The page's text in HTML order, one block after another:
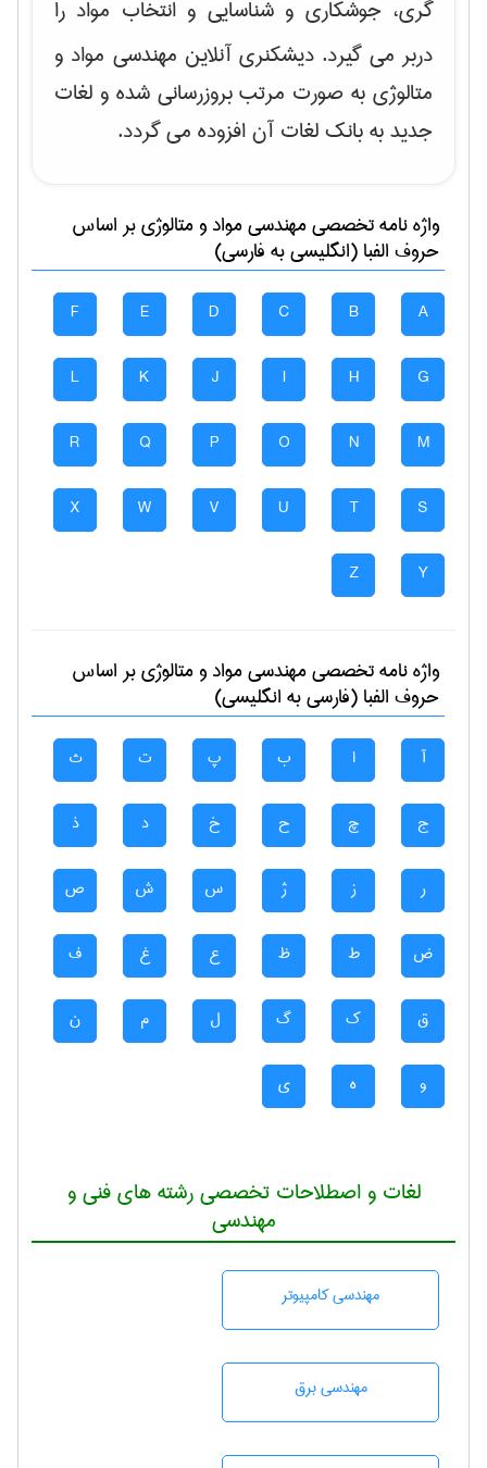
گری، جوشکاری و شناسایی و انتخاب مواد را
دربر می گیرد. دیشکنری آنلاین مهندسی مواد و
متالوژی به صورت مرتب بروزرسانی شده و لغات
جدید به بانک لغات آن افزوده می گردد.
واژه نامه تخصصیمهندسی مواد و متالوژیبر اساس
حروف الفبا (انگلیسی به فارسی)
A
B
C
D
E
F
G
H
I
J
K
L
M
N
O
P
Q
R
S
T
U
V
W
X
Y
Z
واژه نامه تخصصیمهندسی مواد و متالوژیبر اساس
حروف الفبا (فارسی به انگلیسی)
آ ا ب پ ت ث
ج چ ح خ د ذ
ر ز ژ س ش ص
ض ط ظ ع غ ف
ق ک گ ل م ن
و ه ی
لغات و اصطلاحات تخصصی رشته های فنی و
مهندسی
مهندسی كامپيوتر
مهندسی برق